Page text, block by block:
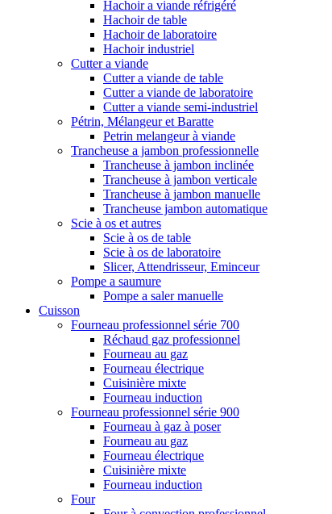
Hachoir a viande réfrigéré
Hachoir de table
Hachoir de laboratoire
Hachoir industriel
Cutter a viande
Cutter a viande de table
Cutter a viande de laboratoire
Cutter a viande semi-industriel
Pétrin, Mélangeur et Baratte
Petrin melangeur à viande
Trancheuse a jambon professionnelle
Trancheuse à jambon inclinée
Trancheuse à jambon verticale
Trancheuse à jambon manuelle
Trancheuse jambon automatique
Scie à os et autres
Scie à os de table
Scie à os de laboratoire
Slicer, Attendrisseur, Eminceur
Pompe a saumure
Pompe a saler manuelle
Cuisson
Fourneau professionnel série 700
Réchaud gaz professionnel
Fourneau au gaz
Fourneau électrique
Cuisinière mixte
Fourneau induction
Fourneau professionnel série 900
Fourneau à gaz à poser
Fourneau au gaz
Fourneau électrique
Cuisinière mixte
Fourneau induction
Four